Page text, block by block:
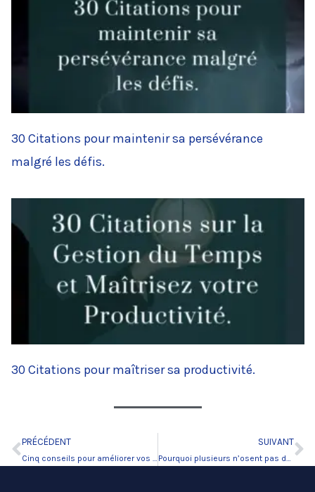
30 Citations pour maintenir sa persévérance
malgré les défis.
30 Citations pour maîtriser sa productivité.
Précédent
PRÉCÉDENT
Cinq conseils pour améliorer vos finances personnelles
SUIVANT
Pourquoi plusieurs n’osent pas demander